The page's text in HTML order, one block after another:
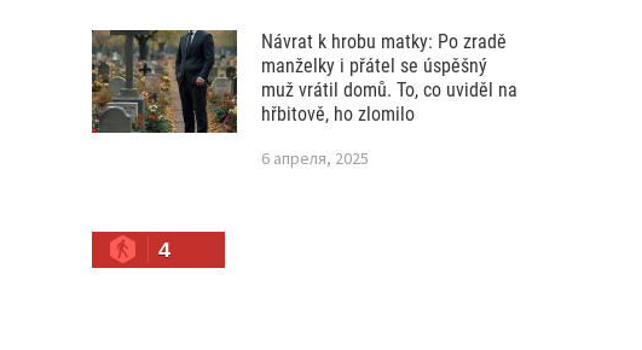
Návrat k hrobu matky: Po zradě
manželky i přátel se úspěšný
muž vrátil domů. To, co uviděl na
hřbitově, ho zlomilo
6 апреля, 2025
4